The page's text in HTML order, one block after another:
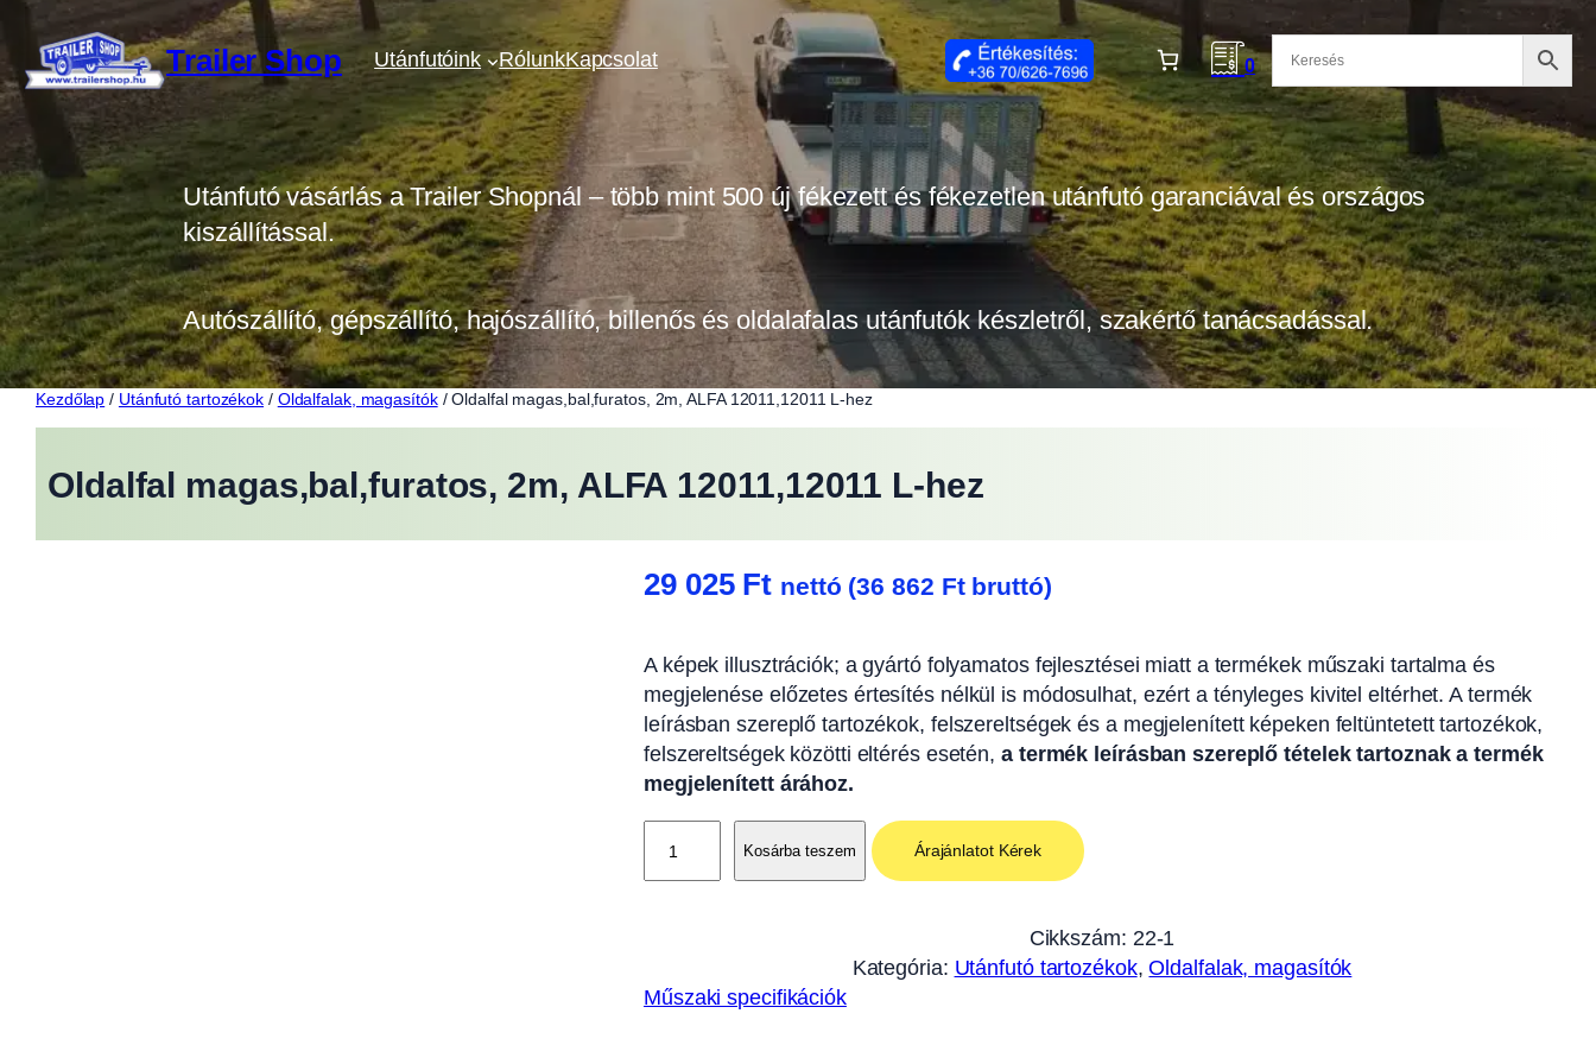
tartalomhoz
Trailer Shop Utánfutóink RólunkKapcsolat 0
Utánfutó vásárlás a Trailer Shopnál – több mint 500 új fékezett és fékezetlen utánfutó garanciával és országos
kiszállítással.
Autószállító, gépszállító, hajószállító, billenős és oldalafalas utánfutók készletről, szakértő tanácsadással.
Kezdőlap / Utánfutó tartozékok / Oldalfalak, magasítók/ Oldalfal magas,bal,furatos, 2m, ALFA 12011,12011 L-hez
Oldalfal magas,bal,furatos, 2m, ALFA 12011,12011 L-hez
29 025 Ft nettó (36 862 Ftbruttó)
A képek illusztrációk; a gyártó folyamatos fejlesztései miatt a termékek műszaki tartalma és
megjelenése előzetes értesítés nélkül is módosulhat, ezért a tényleges kivitel eltérhet. A termék
leírásban szereplő tartozékok, felszereltségek és a megjelenített képeken feltüntetett tartozékok,
felszereltségek közötti eltérés esetén, a termék leírásban szereplő tételek tartoznak a termék
megjelenített árához.
a
Kosárba teszem Árajánlatot Kérek
Cikkszám: 22-1
Kategória: Utánfutó tartozékok, Oldalfalak, magasítók
Műszaki specifikációk